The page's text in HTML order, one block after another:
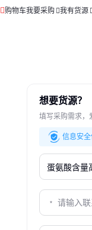
购物车我要采购 我有货源
想要货源？
填写采购需求，
信息安